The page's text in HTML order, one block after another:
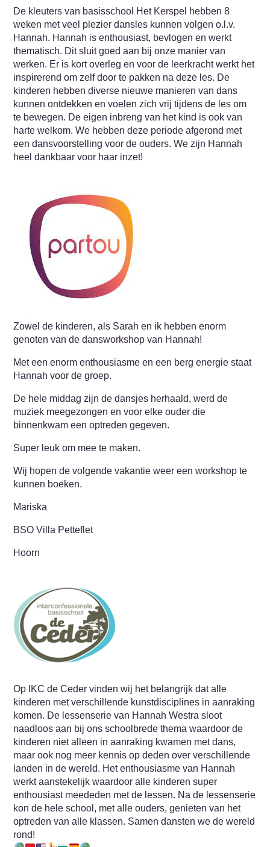
De kleuters van basisschool Het Kerspel hebben 8
weken met veel plezier dansles kunnen volgen o.l.v.
Hannah. Hannah is enthousiast, bevlogen en werkt
thematisch. Dit sluit goed aan bij onze manier van
werken. Er is kort overleg en voor de leerkracht werkt het
inspirerend om zelf door te pakken na deze les. De
kinderen hebben diverse nieuwe manieren van dans
kunnen ontdekken en voelen zich vrij tijdens de les om
te bewegen. De eigen inbreng van het kind is ook van
harte welkom. We hebben deze periode afgerond met
een dansvoorstelling voor de ouders. We zijn Hannah
heel dankbaar voor haar inzet!
Zowel de kinderen, als Sarah en ik hebben enorm
genoten van de dansworkshop van Hannah!
Met een enorm enthousiasme en een berg energie staat
Hannah voor de groep.
De hele middag zijn de dansjes herhaald, werd de
muziek meegezongen en voor elke ouder die
binnenkwam een optreden gegeven.
Super leuk om mee te maken.
Wij hopen de volgende vakantie weer een workshop te
kunnen boeken.
Mariska
BSO Villa Petteflet
Hoorn
Op IKC de Ceder vinden wij het belangrijk dat alle
kinderen met verschillende kunstdisciplines in aanraking
komen. De lessenserie van Hannah Westra sloot
naadloos aan bij ons schoolbrede thema waardoor de
kinderen niet alleen in aanraking kwamen met dans,
maar ook nog meer kennis op deden over verschillende
landen in de wereld. Het enthousiasme van Hannah
werkt aanstekelijk waardoor alle kinderen super
enthousiast meededen met de lessen. Na de lessenserie
kon de hele school, met alle ouders, genieten van het
optreden van alle klassen. Samen dansten we de wereld
rond!